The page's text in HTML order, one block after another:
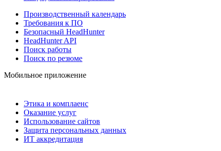
Производственный календарь
Требования к ПО
Безопасный HeadHunter
HeadHunter API
Поиск работы
Поиск по резюме
Мобильное приложение
Этика и комплаенс
Оказание услуг
Использование сайтов
Защита персональных данных
ИТ аккредитация